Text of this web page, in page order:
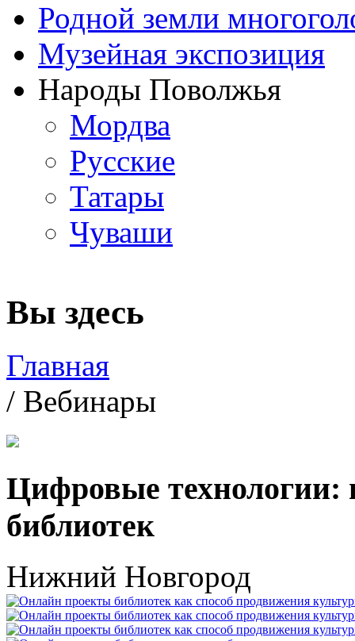
Родной земли
Музейная экспозиция
Народы Поволжья
Мордва
Русские
Татары
Чуваши
Вы здесь
Главная
/ Вебинары
Цифровые технологии:
библиотек
Нижний Новгород